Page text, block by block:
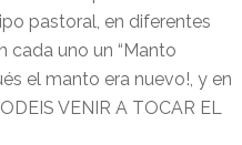
pastoral, en diferentes
cada uno un “Manto
el manto era nuevo!, y en
VENIR A TOCAR EL